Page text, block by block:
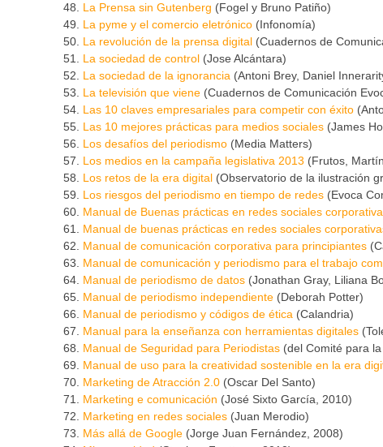
La Prensa sin Gutenberg (Fogel y Bruno Patiño)
La pyme y el comercio eletrónico (Infonomía)
La revolución de la prensa digital (Cuadernos de
La sociedad de control (Jose Alcántara)
La sociedad de la ignorancia (Antoni Brey, Daniel
La televisión que viene (Cuadernos de Comunicación
Las 10 claves empresariales para competir con éxito
Las 10 mejores prácticas para medios sociales (James
Los desafíos del periodismo (Media Matters)
Los medios en la campaña legislativa 2013 (Frutos,
Los retos de la era digital (Observatorio de la ilustración
Los riesgos del periodismo en tiempo de redes (Evoca
Manual de Buenas prácticas en redes sociales
Manual de buenas prácticas en redes sociales
Manual de comunicación corporativa para principiantes
Manual de comunicación y periodismo para el trabajo
Manual de periodismo de datos (Jonathan Gray, Liliana
Manual de periodismo independiente (Deborah Potter)
Manual de periodismo y códigos de ética (Calandria)
Manual para la enseñanza con herramientas digitales
Manual de Seguridad para Periodistas (del Comité para
Manual de uso para la creatividad sostenible en la era
Marketing de Atracción 2.0 (Oscar Del Santo)
Marketing e comunicación (José Sixto García, 2010)
Marketing en redes sociales (Juan Merodio)
Más allá de Google (Jorge Juan Fernández, 2008)